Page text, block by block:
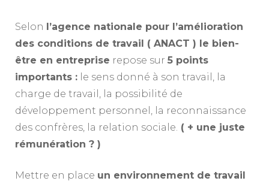
Selon
l’agence nationale pour l’amélioration
des conditions de travail ( ANACT ) le bien-
être en entreprise repose sur 5 points
importants : le sens donné à son travail, la
charge de travail, la possibilité de
développement personnel, la reconnaissance
des confrères, la relation sociale. ( + une juste
rémunération ? )
Mettre en place un environnement de travail